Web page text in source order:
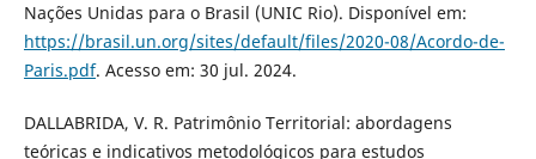
Nações Unidas para o Brasil (UNIC Rio). Disponível em:
https://brasil.un.org/sites/default/files/2020-08/Acordo-de-
Paris.pdf. Acesso em: 30 jul. 2024.
DALLABRIDA, V. R. Patrimônio Territorial: abordagens
teóricas e indicativos metodológicos para estudos